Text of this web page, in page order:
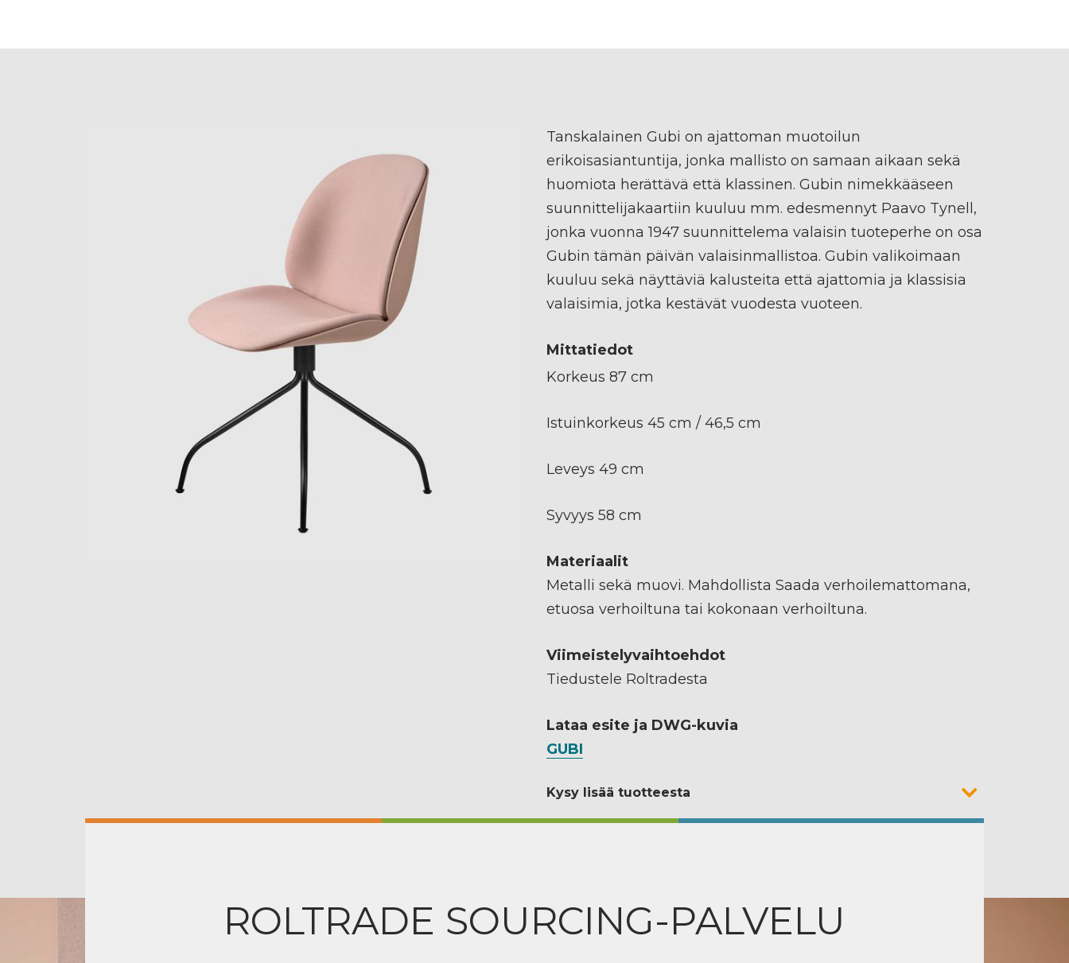
Tanskalainen Gubi on ajattoman muotoilun
erikoisasiantuntija, jonka mallisto on samaan aikaan sekä
huomiota herättävä että klassinen. Gubin nimekkääseen
suunnittelijakaartiin kuuluu mm. edesmennyt Paavo Tynell,
jonka vuonna 1947 suunnittelema valaisin tuoteperhe on osa
Gubin tämän päivän valaisinmallistoa. Gubin valikoimaan
kuuluu sekä näyttäviä kalusteita että ajattomia ja klassisia
valaisimia, jotka kestävät vuodesta vuoteen.
Mittatiedot
Korkeus 87 cm
Istuinkorkeus 45 cm / 46,5 cm
Leveys 49 cm
Syvyys 58 cm
Materiaalit
Metalli sekä muovi. Mahdollista Saada verhoilemattomana,
etuosa verhoiltuna tai kokonaan verhoiltuna.
Viimeistelyvaihtoehdot
Tiedustele Roltradesta
Lataa esite ja DWG-kuvia
GUBI
Kysy lisää tuotteesta
ROLTRADE SOURCING-PALVELU